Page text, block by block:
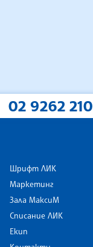
02 9262 210
Шрифт ЛИК
Маркетинг
Зала МаксиМ
Списание ЛИК
Екип